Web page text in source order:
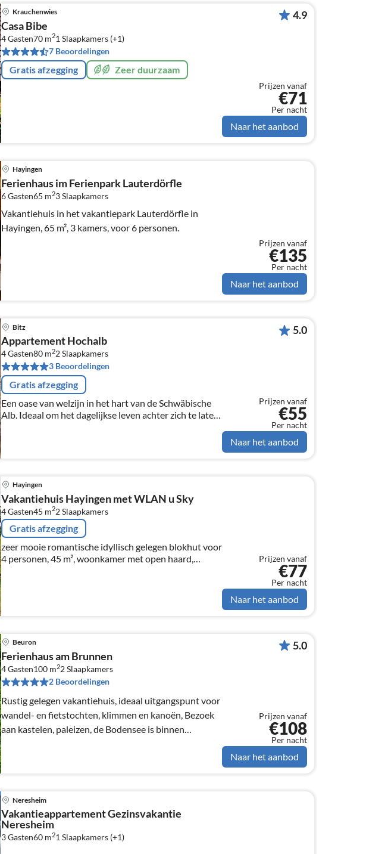
Krauchenwies
Casa Bibe
4 Gasten70 m21 Slaapkamers (+1)
7 Beoordelingen
Gratis afzegging Zeer duurzaam
4.9
Prijzen vanaf
€71
Per nacht
Naar het aanbod
Hayingen
Ferienhaus im Ferienpark Lauterdörfle
6 Gasten65 m23Slaapkamers
Vakantiehuis in het vakantiepark Lauterdörfle in
Hayingen, 65 m², 3 kamers, voor 6 personen.
Prijzen vanaf
€135
Per nacht
Naar het aanbod
Bitz
Appartement Hochalb
4 Gasten80 m22Slaapkamers
3 Beoordelingen
Gratis afzegging
Een oase van welzijn in het hart van de Schwäbische
Alb. Ideaal om het dagelijkse leven achter zich te laten
en de idyllische natuur van de Zollernalbkreis te
verkennen.
5.0
Prijzen vanaf
€55
Per nacht
Naar het aanbod
Hayingen
Vakantiehuis Hayingen met WLAN u Sky
4 Gasten45 m22Slaapkamers
Gratis afzegging
zeer mooie romantische idyllisch gelegen blokhut voor
4 personen, 45 m², woonkamer met open haard,
volledig ingerichte keuken, terras, vakantie met hond,
Sky,WLAN gratis
Prijzen vanaf
€77
Per nacht
Naar het aanbod
Beuron
Ferienhaus am Brunnen
4 Gasten100 m22Slaapkamers
2 Beoordelingen
Rustig gelegen vakantiehuis, ideaal uitgangspunt voor
wandel- en fietstochten, klimmen en kanoën, Bezoek
aan kastelen, paleizen, de Bodensee is binnen
handbereik.
5.0
Prijzen vanaf
€108
Per nacht
Naar het aanbod
Neresheim
Vakantieappartement Gezinsvakantie
Neresheim
3 Gasten60 m21 Slaapkamers (+1)